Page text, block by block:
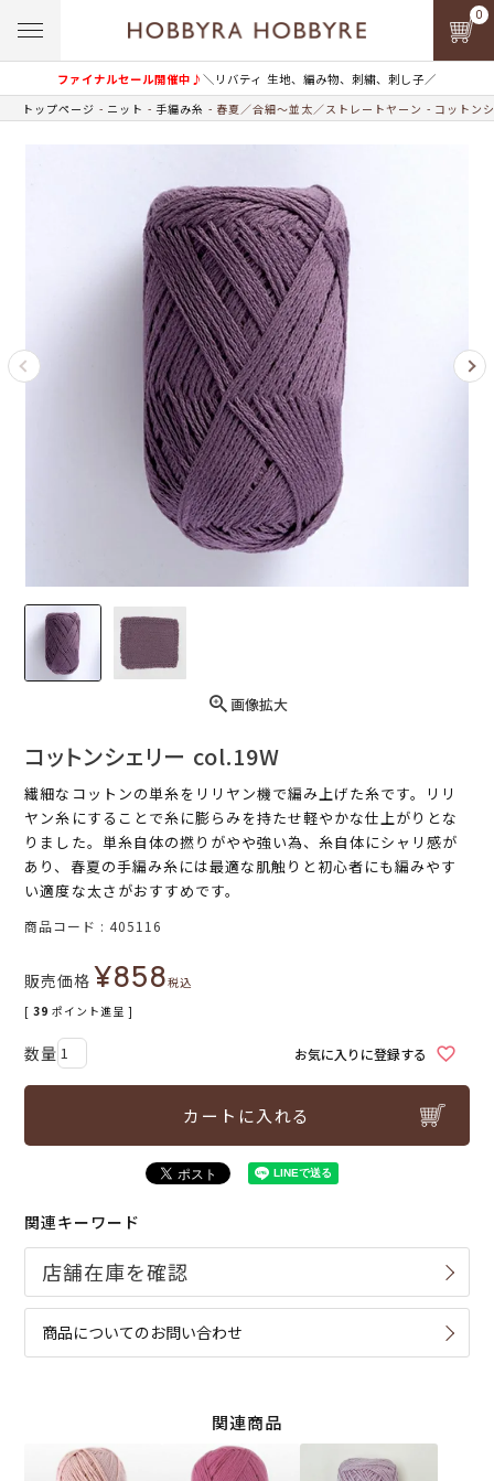
ファイナルセール開催中♪＼リバティ 生地、編み物、刺繍、刺し子／
0
トップページ ニット 手編み糸 春夏／合細～並太／ストレートヤーン コットン
画像拡大
コットンシェリー col.19W
繊細なコットンの単糸をリリヤン機で編み上げた糸です。リリ
ヤン糸にすることで糸に膨らみを持たせ軽やかな仕上がりとな
りました。単糸自体の撚りがやや強い為、糸自体にシャリ感が
あり、春夏の手編み糸には最適な肌触りと初心者にも編みやす
い適度な太さがおすすめです。
商品コード 405116
販売価格 ¥858税込
[ 39 ポイント進呈 ]
お気に入りに登録する
カートに入れる
関連キーワード
商品についてのお問い合わせ
関連商品